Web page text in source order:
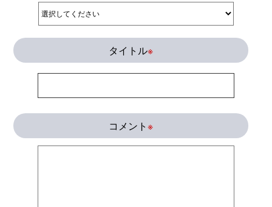
タイトル※
コメント※